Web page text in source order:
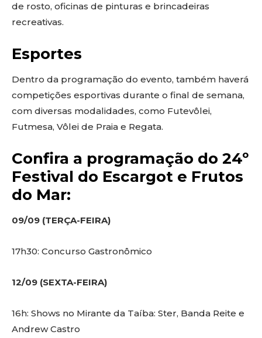
de rosto, oficinas de pinturas e brincadeiras
recreativas.
Esportes
Dentro da programação do evento, também haverá
competições esportivas durante o final de semana,
com diversas modalidades, como Futevôlei,
Futmesa, Vôlei de Praia e Regata.
Confira a programação do 24º
Festival do Escargot e Frutos
do Mar:
09/09 (TERÇA-FEIRA)
17h30: Concurso Gastronômico
12/09 (SEXTA-FEIRA)
16h: Shows no Mirante da Taíba: Ster, Banda Reite e
Andrew Castro